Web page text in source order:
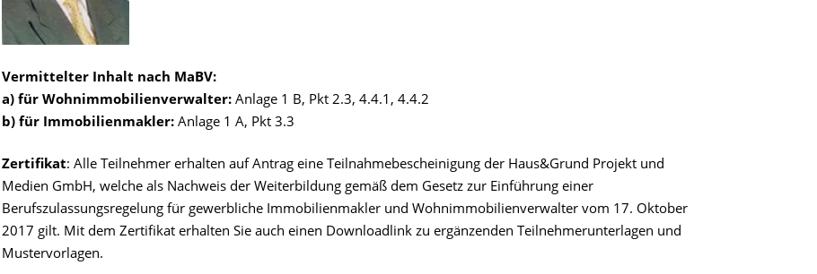
Vermittelter Inhalt nach MaBV:
a) für Wohnimmobilienverwalter: Anlage 1 B, Pkt 2.3, 4.4.1, 4.4.2
b) für Immobilienmakler: Anlage 1 A, Pkt 3.3
Zertifikat: Alle Teilnehmer erhalten auf Antrag eine Teilnahmebescheinigung der Haus&Grund Projekt und
Medien GmbH, welche als Nachweis der Weiterbildung gemäß dem Gesetz zur Einführung einer
Berufszulassungsregelung für gewerbliche Immobilienmakler und Wohnimmobilienverwalter vom 17. Oktober
2017 gilt. Mit dem Zertifikat erhalten Sie auch einen Downloadlink zu ergänzenden Teilnehmerunterlagen und
Mustervorlagen.